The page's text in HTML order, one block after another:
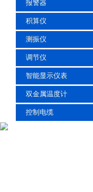
报警器
积算仪
测振仪
调节仪
智能显示仪表
双金属温度计
控制电缆